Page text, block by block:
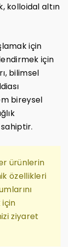
kolloidal altın
için
için
bilimsel
bireysel
ürünlerin
özellikleri
ziyaret